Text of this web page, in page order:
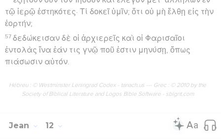
τῷ ἱερῷ ἑστηκότες· Τί δοκεῖ ὑμῖν; ὅτι οὐ μὴ ἔλθῃ εἰς τὴν
ἑορτήν;
57 δεδώκεισαν δὲ οἱ ἀρχιερεῖς καὶ οἱ Φαρισαῖοι
ἐντολὰς ἵνα ἐάν τις γνῷ ποῦ ἐστιν μηνύσῃ, ὅπως
πιάσωσιν αὐτόν.
Hébreu : © Westminster Leningrad Codex - tanach.us --- Grec : © 2010 by the
Society of Biblical Literature and Logos Bible Software - sblgnt.com
Jean 12